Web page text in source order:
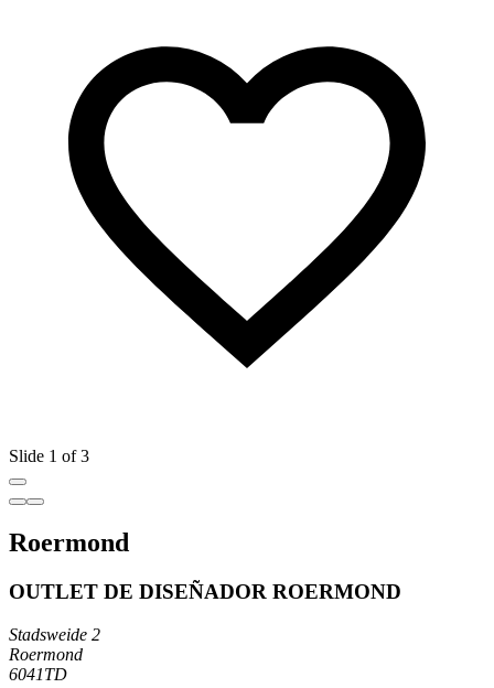
Slide 1 of 3
Roermond
OUTLET DE DISEÑADOR ROERMOND
Stadsweide 2
Roermond
6041TD